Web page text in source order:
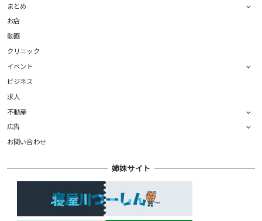
まとめ
お店
動画
クリニック
イベント
ビジネス
求人
不動産
広告
お問い合わせ
姉妹サイト